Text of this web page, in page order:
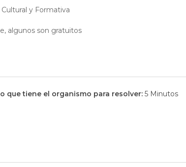
y Formativa
algunos son gratuitos
que tiene el organismo para resolver: 5 Minutos